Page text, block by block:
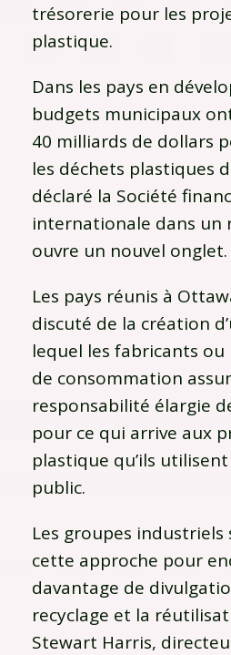
trésorerie pour les
plastique.
Dans les pays en
budgets municipaux
40 milliards de dollars
les déchets plastiques
déclaré la Société
internationale dans un
ouvre un nouvel onglet.
Les pays réunis à
discuté de la création
lequel les fabricants ou
de consommation
responsabilité élargie
pour ce qui arrive aux
plastique qu’ils
public.
Les groupes
cette approche pour
davantage de
recyclage et la
Stewart Harris,